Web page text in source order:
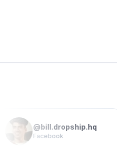
bill.dropship.hq
Facebook